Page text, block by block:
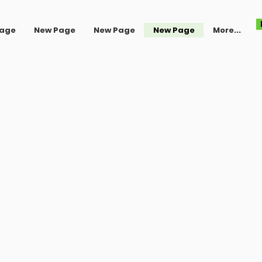
New Page New Page New Page More...